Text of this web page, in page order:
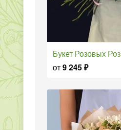
Букет Розовых Роз
от9 245₽